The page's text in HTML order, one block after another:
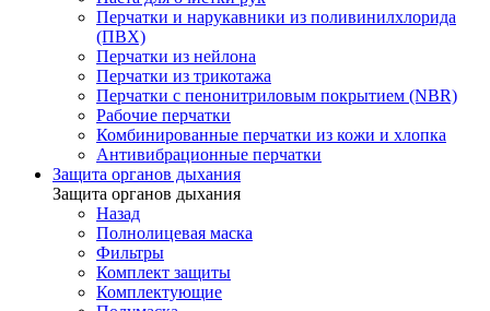
Перчатки и нарукавники из поливинилхлорида
(ПВХ)
Перчатки из нейлона
Перчатки из трикотажа
Перчатки с пенонитриловым покрытием (NBR)
Рабочие перчатки
Комбинированные перчатки из кожи и хлопка
Антивибрационные перчатки
Защита органов дыхания
Защита органов дыхания
Назад
Полнолицевая маска
Фильтры
Комплект защиты
Комплектующие